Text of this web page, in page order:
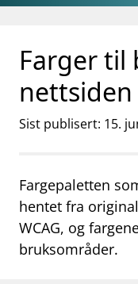
Gå til
Gå til søkesiden
Farger til
nettsiden
Sist publisert: 15.
Fargepaletten
hentet fra
WCAG, og
bruksområder.